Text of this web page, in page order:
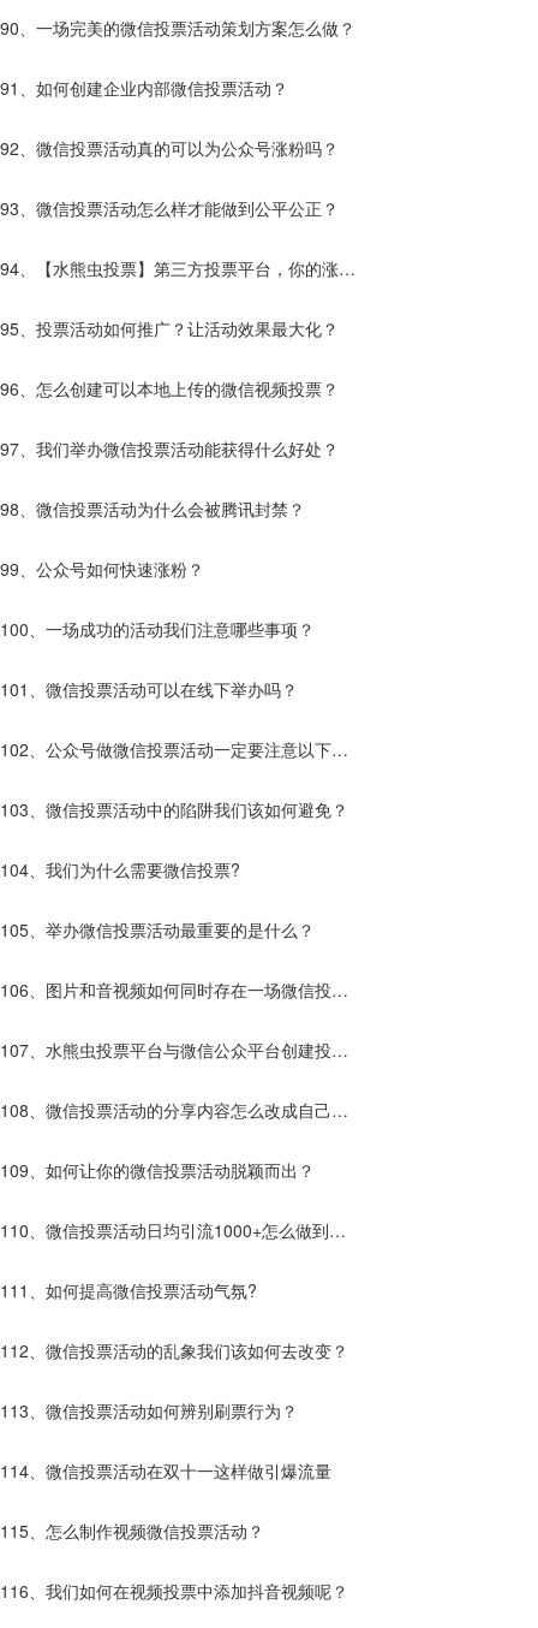
效果更好？
90、一场完美的微信投票活动策划方案怎么做？
91、如何创建企业内部微信投票活动？
92、微信投票活动真的可以为公众号涨粉吗？
93、微信投票活动怎么样才能做到公平公正？
94、【水熊虫投票】第三方投票平台，你的涨粉
神器。
95、投票活动如何推广？让活动效果最大化？
96、怎么创建可以本地上传的微信视频投票？
97、我们举办微信投票活动能获得什么好处？
98、微信投票活动为什么会被腾讯封禁？
99、公众号如何快速涨粉？
100、一场成功的活动我们注意哪些事项？
101、微信投票活动可以在线下举办吗？
102、公众号做微信投票活动一定要注意以下几
103、微信投票活动中的陷阱我们该如何避免？
104、我们为什么需要微信投票?
105、举办微信投票活动最重要的是什么？
106、图片和音视频如何同时存在一场微信投票
活动中？
107、水熊虫投票平台与微信公众平台创建投票
有什么不一样？
108、微信投票活动的分享内容怎么改成自己想
要的？
109、如何让你的微信投票活动脱颖而出？
110、微信投票活动日均引流1000+怎么做到
111、如何提高微信投票活动气氛?
112、微信投票活动的乱象我们该如何去改变？
113、微信投票活动如何辨别刷票行为？
114、微信投票活动在双十一这样做引爆流量
115、怎么制作视频微信投票活动？
116、我们如何在视频投票中添加抖音视频呢？